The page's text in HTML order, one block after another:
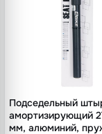
Подседельный
амортизирующий
мм, алюминий,